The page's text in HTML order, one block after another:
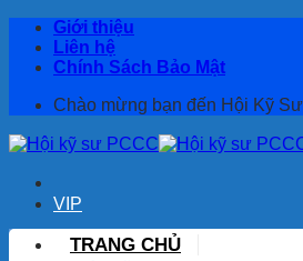
qua
Giới thiệu
Liên hệ
Chính Sách Bảo Mật
Chào mừng bạn đến Hội Kỹ
VIP
TRANG CHỦ